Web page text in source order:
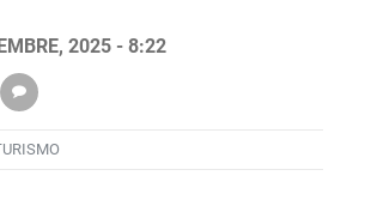
2025 - 8:22